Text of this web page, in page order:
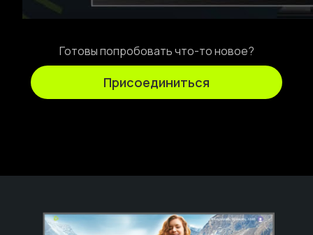
Готовы попробовать что-то новое?
Присоединиться